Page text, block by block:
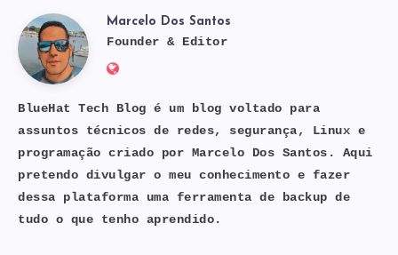
Marcelo
Dos
Santos
Marcelo Dos Santos
Founder & Editor
Website:
BlueHat Tech Blog é um blog voltado para
assuntos técnicos de redes, segurança, Linux e
programação criado por Marcelo Dos Santos. Aqui
pretendo divulgar o meu conhecimento e fazer
dessa plataforma uma ferramenta de backup de
tudo o que tenho aprendido.